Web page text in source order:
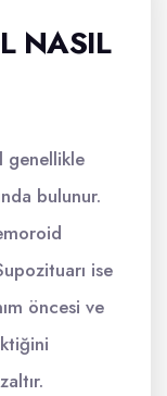
NASIL
genellikle
bulunur.
ise
öncesi ve